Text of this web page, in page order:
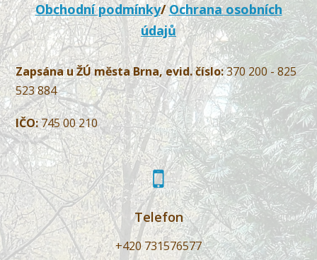
Obchodní podmínky/Ochrana osobních
údajů
Zapsána u ŽÚ města Brna, evid. číslo:370 200 - 825
523 884
IČO:745 00 210
Telefon
+420 731576577